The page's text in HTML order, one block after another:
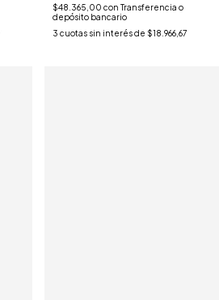
$48.365,00 con Transferencia o
depósito bancario
3 cuotas sin interés de $18.966,67